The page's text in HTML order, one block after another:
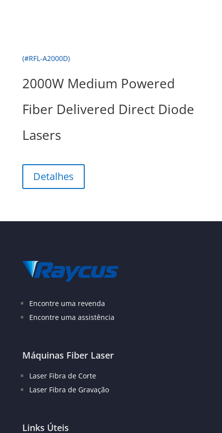
(#RFL-A2000D)
2000W Medium Powered
Fiber Delivered Direct Diode
Lasers
Detalhes
Encontre uma revenda
Encontre uma assistência
Máquinas Fiber Laser
Laser Fibra de Corte
Laser Fibra de Gravação
Links Úteis